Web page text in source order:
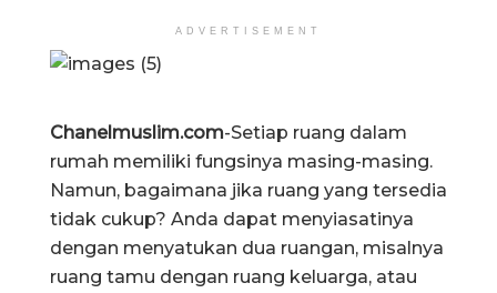
ADVERTISEMENT
Chanelmuslim.com-Setiap ruang dalam
rumah memiliki fungsinya masing-masing.
Namun, bagaimana jika ruang yang tersedia
tidak cukup? Anda dapat menyiasatinya
dengan menyatukan dua ruangan, misalnya
ruang tamu dengan ruang keluarga, atau